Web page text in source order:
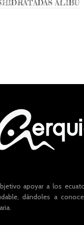
ALIBÚ
apoyar a los
dándoles a